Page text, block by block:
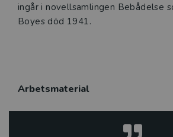
ingår i novellsamlingen Bebådelse
Boyes död 1941.
Arbetsmaterial